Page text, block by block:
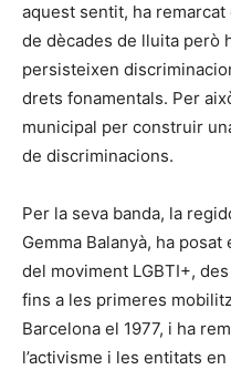
aquest sentit, ha
de dècades de lluita però
persisteixen
drets fonamentals. Per
municipal per construir
de discriminacions.
Per la seva banda, la
Gemma Balanyà, ha
del moviment LGBTI+,
fins a les primeres
Barcelona el 1977, i ha
l’activisme i les entitats